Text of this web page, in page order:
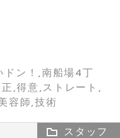
ドン！,南船場4丁
,得意,ストレート,
容師,技術
スタッフ